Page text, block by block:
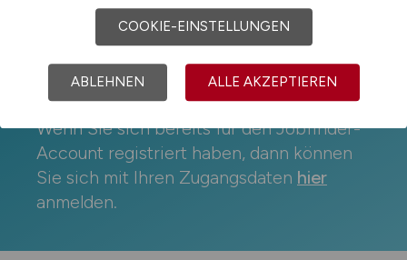
Bereits registriert?
Wenn Sie sich bereits für den Jobfinder-
Account registriert haben, dann können
Sie sich mit Ihren Zugangsdaten hier
anmelden.
COOKIE-EINSTELLUNGEN
ABLEHNEN ALLE AKZEPTIEREN